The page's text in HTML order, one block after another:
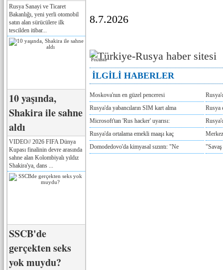
Rusya Sanayi ve Ticaret
Bakanlığı, yeni yerli otomobil
satın alan sürücülere ilk
tescilden itibar...
10 yaşında,
Shakira ile sahne
aldı
VIDEO// 2026 FIFA Dünya
Kupası finalinin devre arasında
sahne alan Kolombiyalı yıldız
Shakira'ya, dans ...
SSCB'de
gerçekten seks
yok muydu?
8.7.2026
Реклама
İLGİLİ HABERLER
Moskova'nın en güzel penceresi
Rusya'da yabancıların SIM kart alma
Rusya
Microsoft'tan 'Rus hacker' uyarısı:
Rusya'da ortalama emekli maaşı kaç
Domodedovo'da kimyasal sızıntı: "Ne